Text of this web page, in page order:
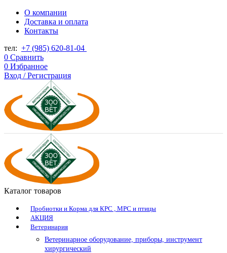
О компании
Доставка и оплата
Контакты
тел: +7 (985) 620-81-04
0 Сравнить
0 Избранное
Вход / Регистрация
Каталог товаров
Пробиотки и Корма для КРС , МРС и птицы
АКЦИЯ
Ветеринария
Ветеринарное оборудование, приборы, инструмент
хирургический